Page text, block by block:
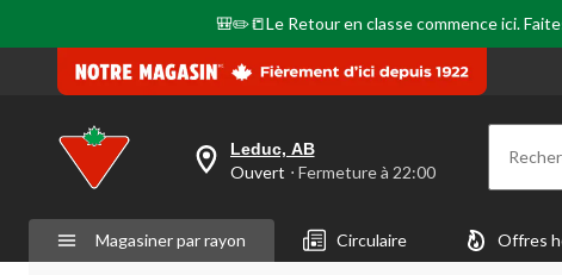
🎒✏️📒Le Retour en classe commence ici.
votre
est
Leduc,
AB,
Leduc, AB
Ouvert ⋅ Fermeture à 22:00
Magasiner par rayon Circulaire Offres